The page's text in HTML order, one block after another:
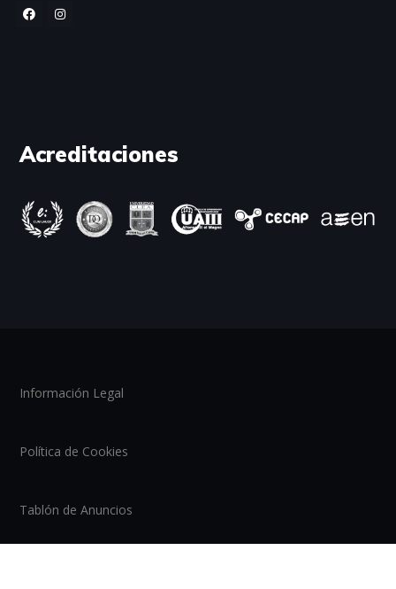
Acreditaciones
Información Legal
Política de Cookies
Tablón de Anuncios